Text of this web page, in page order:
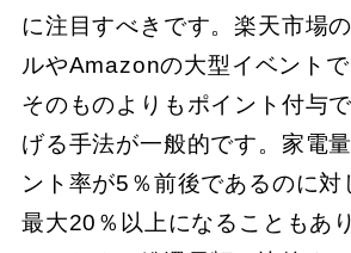
に注目すべきです。楽天市場
ルやAmazonの大型イベント
そのものよりもポイント付与
げる手法が一般的です。家電
ント率が5％前後であるのに対
最大20％以上になることもあ